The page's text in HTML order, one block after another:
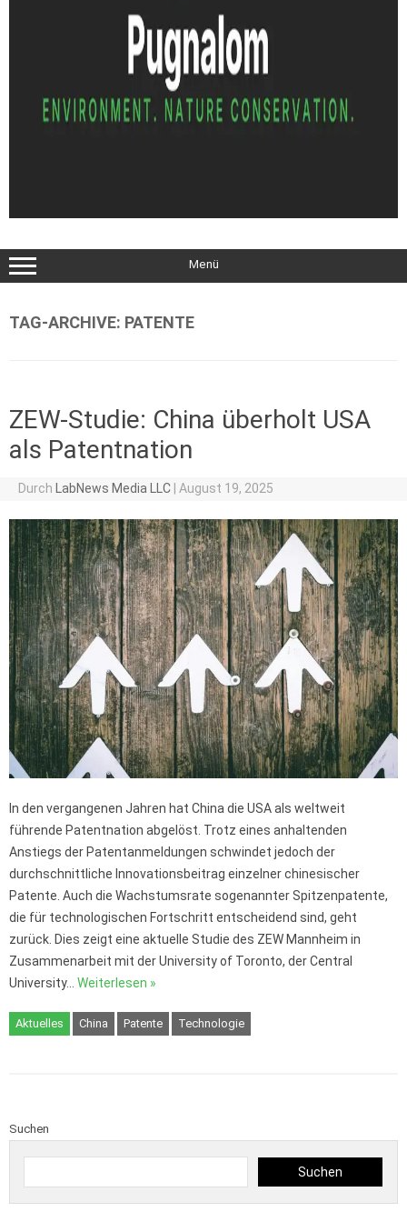
Menü
TAG-ARCHIVE: PATENTE
ZEW-Studie: China überholt USA
als Patentnation
Durch LabNews Media LLC August 19, 2025
In den vergangenen Jahren hat China die USA als weltweit
führende Patentnation abgelöst. Trotz eines anhaltenden
Anstiegs der Patentanmeldungen schwindet jedoch der
durchschnittliche Innovationsbeitrag einzelner chinesischer
Patente. Auch die Wachstumsrate sogenannter Spitzenpatente,
die für technologischen Fortschritt entscheidend sind, geht
zurück. Dies zeigt eine aktuelle Studie des ZEW Mannheim in
Zusammenarbeit mit der University of Toronto, der Central
University… Weiterlesen »
Aktuelles China Patente Technologie
Suchen
Suchen